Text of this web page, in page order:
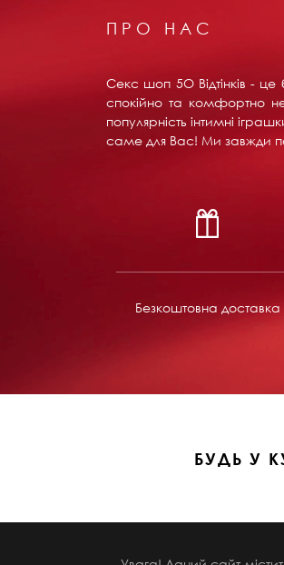
ПРО НАС
Секс шоп 5О Відтінків -
спокійно та комфортно
популярність інтимні
саме для Вас! Ми завжди
Безкоштовна доставка
БУДЬ У